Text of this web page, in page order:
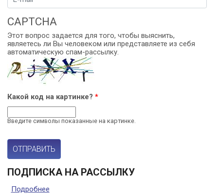
Выбор2*
CAPTCHA
Этот вопрос задается для того, чтобы выяснить,
являетесь ли Вы человеком или представляете из себя
автоматическую спам-рассылку.
Какой код на картинке? *
Введите символы показанные на картинке.
ПОДПИСКА НА РАССЫЛКУ
Подробнее